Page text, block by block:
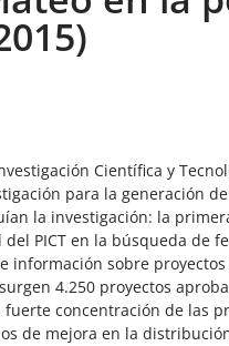
Científica y
para la generación
la investigación: la
PICT en la búsqueda de
sobre
4.250 proyectos
concentración de las
de mejora en la